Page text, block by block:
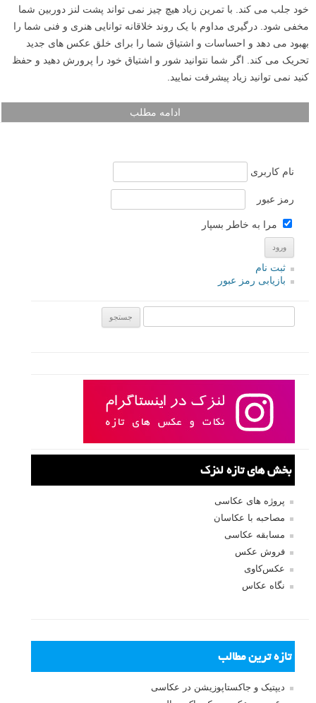
خود جلب می کند. با تمرین زیاد هیچ چیز نمی تواند پشت لنز دوربین شما
مخفی شود. درگیری مداوم با یک روند خلاقانه توانایی هنری و فنی شما را
بهبود می دهد و احساسات و اشتیاق شما را برای خلق عکس های جدید
تحریک می کند. اگر شما نتوانید شور و اشتیاق خود را پرورش دهید و حفظ
کنید نمی توانید زیاد پیشرفت نمایید.
ادامه مطلب
نام کاربری
رمز عبور
مرا به خاطر بسپار
ثبت نام
بازیابی رمز عبور
بخش های تازه لنزک
پروژه های عکاسی
مصاحبه با عکاسان
مسابقه عکاسی
فروش عکس
عکس‌کاوی
نگاه عکاس
تازه ترین مطالب
دیپتیک و جاکستا‌پوزیشن در عکاسی